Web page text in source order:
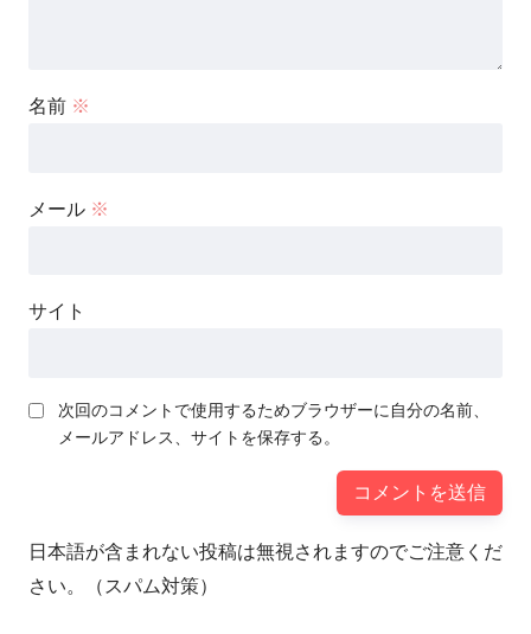
名前 ※
メール ※
サイト
次回のコメントで使用するためブラウザーに自分の名前、
メールアドレス、サイトを保存する。
日本語が含まれない投稿は無視されますのでご注意くだ
さい。（スパム対策）